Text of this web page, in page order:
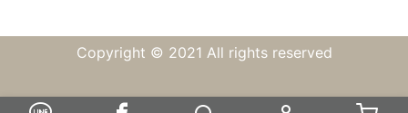
Copyright © 2021 All rights reserved